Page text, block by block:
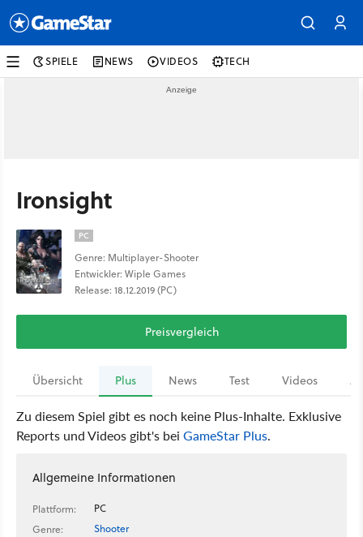
SPIELE NEWS VIDEOS TECH
Ironsight
PC
Genre: Multiplayer-Shooter
Entwickler: Wiple Games
Release: 18.12.2019 (PC)
Preisvergleich
Übersicht Plus News Test Videos
Zu diesem Spiel gibt es noch keine Plus-Inhalte. Exklusive
Reports und Videos gibt's bei GameStar Plus.
Allgemeine Informationen
Plattform:
PC
Genre:
Shooter